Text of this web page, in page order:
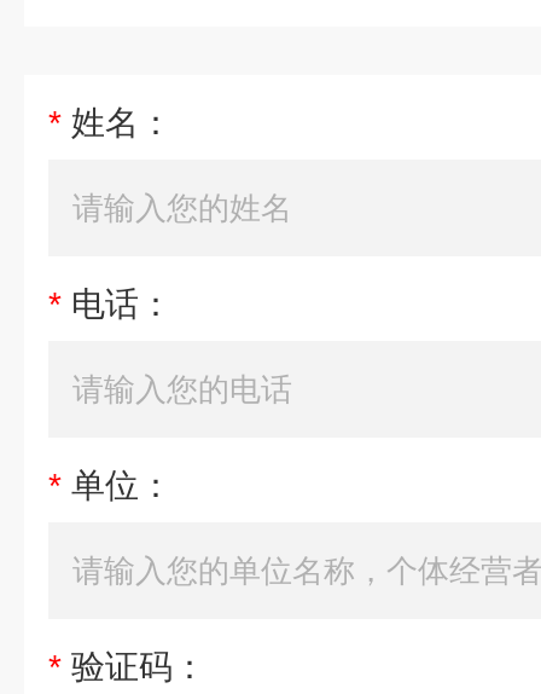
* 姓名：
* 电话：
* 单位：
* 验证码：